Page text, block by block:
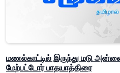
மணல்காட்டில் இருந்து மடு
மேற்பட்டோர் பாதயாத்திரை